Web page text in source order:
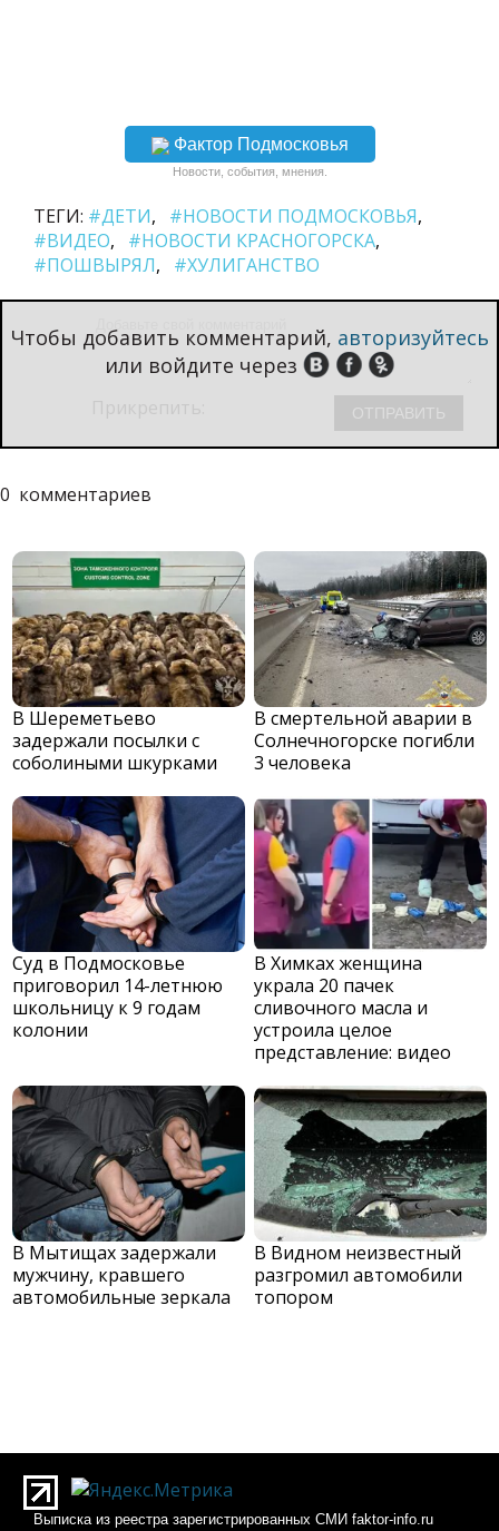
Фактор Подмосковья
Новости, события, мнения.
ТЕГИ: #ДЕТИ
#НОВОСТИ ПОДМОСКОВЬЯ
#ВИДЕО
#НОВОСТИ КРАСНОГОРСКА
#ПОШВЫРЯЛ
#ХУЛИГАНСТВО
Чтобы добавить комментарий, авторизуйтесь
или войдите через
0 комментариев
В Шереметьево
задержали посылки с
соболиными шкурками
В смертельной аварии в
Солнечногорске погибли
3 человека
Суд в Подмосковье
приговорил 14-летнюю
школьницу к 9 годам
колонии
В Химках женщина
украла 20 пачек
сливочного масла и
устроила целое
представление: видео
В Мытищах задержали
мужчину, кравшего
автомобильные зеркала
В Видном неизвестный
разгромил автомобили
топором
Выписка из реестра зарегистрированных СМИ faktor-info.ru